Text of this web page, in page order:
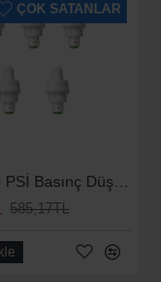
ÇOK SATANLAR
585,17TL